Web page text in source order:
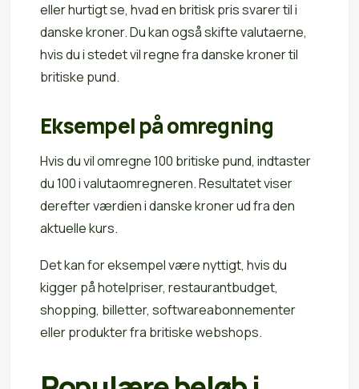
eller hurtigt se, hvad en britisk pris svarer til i
danske kroner. Du kan også skifte valutaerne,
hvis du i stedet vil regne fra danske kroner til
britiske pund.
Eksempel på omregning
Hvis du vil omregne 100 britiske pund, indtaster
du 100 i valutaomregneren. Resultatet viser
derefter værdien i danske kroner ud fra den
aktuelle kurs.
Det kan for eksempel være nyttigt, hvis du
kigger på hotelpriser, restaurantbudget,
shopping, billetter, softwareabonnementer
eller produkter fra britiske webshops.